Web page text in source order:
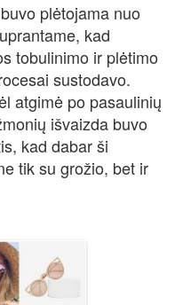
plėtojama nuo
kad
tobulinimo ir plėtimo
sustodavo.
atgimė po pasaulinių
išvaizda buvo
kad dabar ši
tik su grožio, bet ir